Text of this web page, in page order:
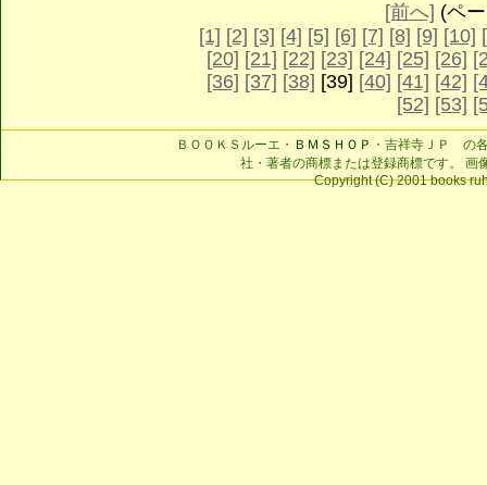
[前へ] (ペ
[1] [2] [3] [4] [5] [6] [7] [8] [9] [10]
[20] [21] [22] [23] [24] [25] [26]
[36] [37] [38] [39] [40] [41] [42]
[52] [53]
ＢＯＯＫＳルーエ・ ＢＭＳＨＯＰ ・吉祥寺ＪＰ の
社・著者の商標または登録商標です。 画
Copyright (C) 2001 books